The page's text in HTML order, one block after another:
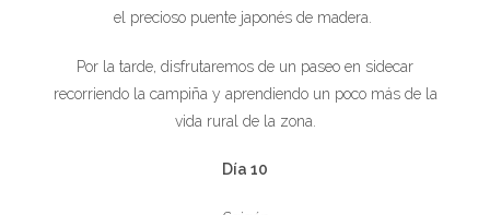
el precioso puente japonés de madera.
Por la tarde, disfrutaremos de un paseo en sidecar
recorriendo la campiña y aprendiendo un poco más de la
vida rural de la zona.
Día 10